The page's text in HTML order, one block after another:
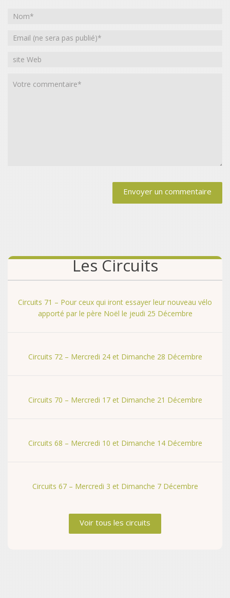
Les Circuits
Circuits 71 – Pour ceux qui iront essayer leur nouveau vélo
apporté par le père Noël le jeudi 25 Décembre
Circuits 72 – Mercredi 24 et Dimanche 28 Décembre
Circuits 70 – Mercredi 17 et Dimanche 21 Décembre
Circuits 68 – Mercredi 10 et Dimanche 14 Décembre
Circuits 67 – Mercredi 3 et Dimanche 7 Décembre
Voir tous les circuits